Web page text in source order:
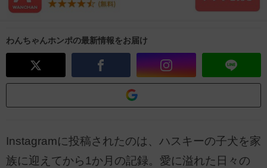
わんちゃんホンポの最新情報をお届け
Instagramに投稿されたのは、ハスキーの子犬を家
族に迎えてから1か月の記録。愛に溢れた日々の